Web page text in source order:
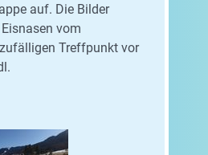
auf. Die Bilder
vom
Treffpunkt vor